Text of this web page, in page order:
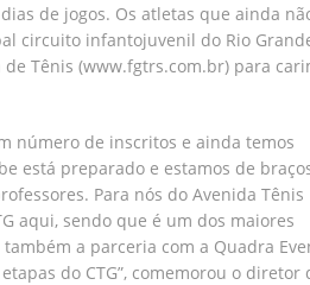
de jogos. Os atletas que ainda
circuito infantojuvenil do Rio
de Tênis (www.fgtrs.com.br) para
número de inscritos e ainda temos
está preparado e estamos de
Para nós do Avenida Tênis
aqui, sendo que é um dos maiores
a parceria com a Quadra
do CTG”, comemorou o diretor